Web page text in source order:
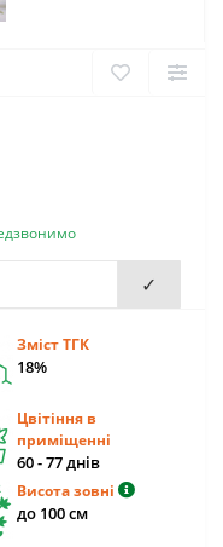
✓
Зміст ТГК
18%
Цвітіння в
приміщенні
60 - 77 днів
Висота зовні
до 100 см